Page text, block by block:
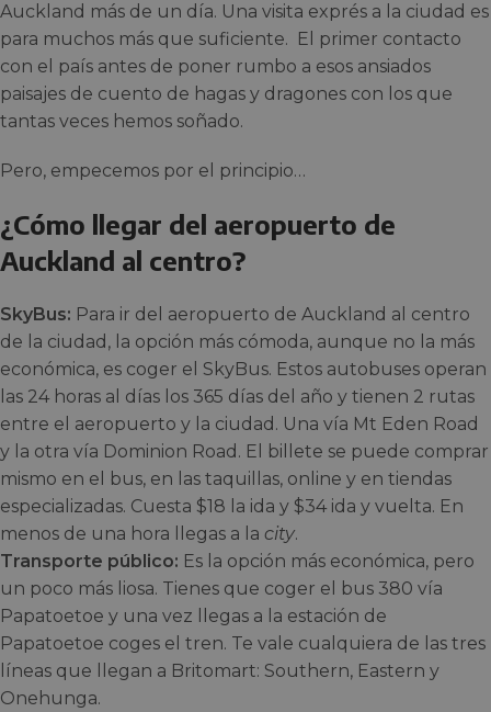
Auckland más de un día. Una visita exprés a la ciudad es
para muchos más que suficiente. El primer contacto
con el país antes de poner rumbo a esos ansiados
paisajes de cuento de hagas y dragones con los que
tantas veces hemos soñado.
Pero, empecemos por el principio…
¿Cómo llegar del aeropuerto de
Auckland al centro?
SkyBus: Para ir del aeropuerto de Auckland al centro
de la ciudad, la opción más cómoda, aunque no la más
económica, es coger el SkyBus. Estos autobuses operan
las 24 horas al días los 365 días del año y tienen 2 rutas
entre el aeropuerto y la ciudad. Una vía Mt Eden Road
y la otra vía Dominion Road. El billete se puede comprar
mismo en el bus, en las taquillas, online y en tiendas
especializadas. Cuesta $18 la ida y $34 ida y vuelta. En
menos de una hora llegas a la city.
Transporte público: Es la opción más económica, pero
un poco más liosa. Tienes que coger el bus 380 vía
Papatoetoe y una vez llegas a la estación de
Papatoetoe coges el tren. Te vale cualquiera de las tres
líneas que llegan a Britomart: Southern, Eastern y
Onehunga.